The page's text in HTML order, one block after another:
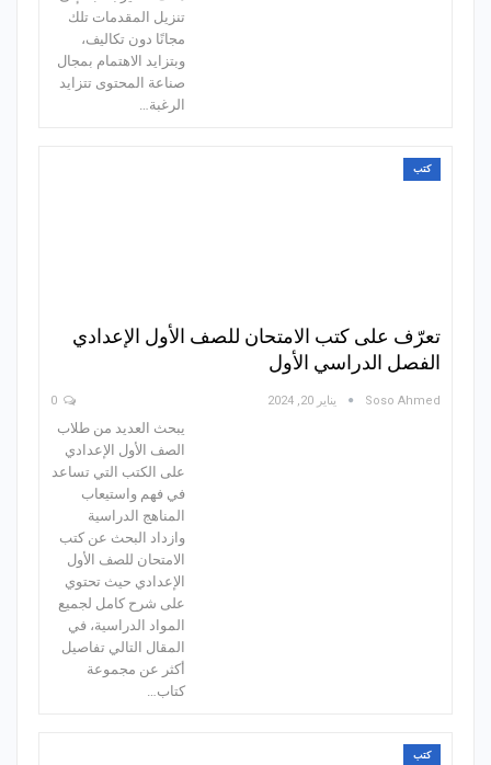
تنزيل المقدمات تلك
مجانًا دون تكاليف،
وبتزايد الاهتمام بمجال
صناعة المحتوى تتزايد
الرغبة…
كتب
تعرّف على كتب الامتحان للصف الأول الإعدادي
الفصل الدراسي الأول
Soso Ahmed يناير 20, 2024
يبحث العديد من طلاب
الصف الأول الإعدادي
على الكتب التي تساعد
في فهم واستيعاب
المناهج الدراسية
وازداد البحث عن كتب
الامتحان للصف الأول
الإعدادي حيث تحتوي
على شرح كامل لجميع
المواد الدراسية، في
المقال التالي تفاصيل
أكثر عن مجموعة
كتاب…
كتب